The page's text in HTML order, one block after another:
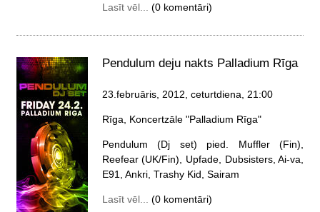
Lasīt vēl... (0 komentāri)
Pendulum deju nakts Palladium Rīga
23.februāris, 2012, ceturtdiena, 21:00
Rīga, Koncertzāle "Palladium Rīga"
Pendulum (Dj set) pied. Muffler (Fin),
Reefear (UK/Fin), Upfade, Dubsisters, Ai-va,
E91, Ankri, Trashy Kid, Sairam
Lasīt vēl... (0 komentāri)